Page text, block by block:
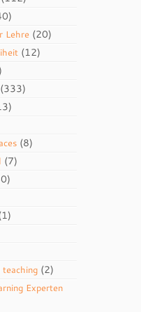
Lehre (20)
(12)
(333)
(8)
(7)
(2)
Experten